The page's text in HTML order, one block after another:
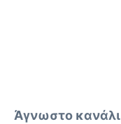
Άγνωστο κανάλι